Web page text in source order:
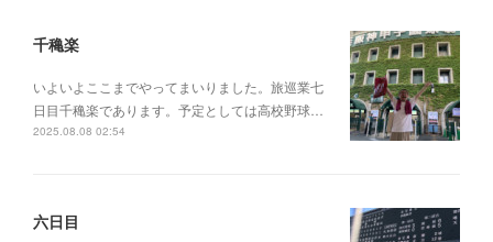
千穐楽
いよいよここまでやってまいりました。旅巡業七
日目千穐楽であります。予定としては高校野球…
2025.08.08 02:54
六日目